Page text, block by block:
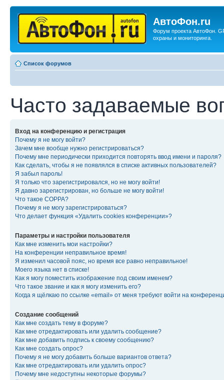
АвтоФон.ru
Форум проекта АвтоФон.
охраны и мониторинга.
Список форумов
Часто задаваемые
Вход на конференцию и регистрация
Почему я не могу войти?
Зачем мне вообще нужно регистрироваться?
Почему мне периодически приходится повторять ввод имени и пароля?
Как сделать, чтобы я не появлялся в списке активных пользователей?
Я забыл пароль!
Я только что зарегистрировался, но не могу войти!
Я давно зарегистрирован, но больше не могу войти!
Что такое COPPA?
Почему я не могу зарегистрироваться?
Что делает функция «Удалить cookies конференции»?
Параметры и настройки пользователя
Как мне изменить мои настройки?
На конференции неправильное время!
Я изменил часовой пояс, но время все равно неправильное!
Моего языка нет в списке!
Как я могу поместить изображение под своим именем?
Что такое звание и как я могу изменить его?
Когда я щёлкаю по ссылке «email» от меня требуют войти на
Создание сообщений
Как мне создать тему в форуме?
Как мне отредактировать или удалить сообщение?
Как мне добавить подпись к своему сообщению?
Как мне создать опрос?
Почему я не могу добавить больше вариантов ответа?
Как мне отредактировать или удалить опрос?
Почему мне недоступны некоторые форумы?